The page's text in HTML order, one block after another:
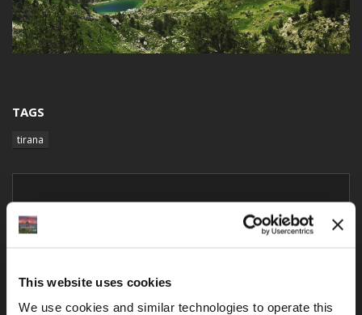
This website uses cookies
We use cookies and similar technologies to operate this
TAGS
tirana
Teile deine Gedanken
Name